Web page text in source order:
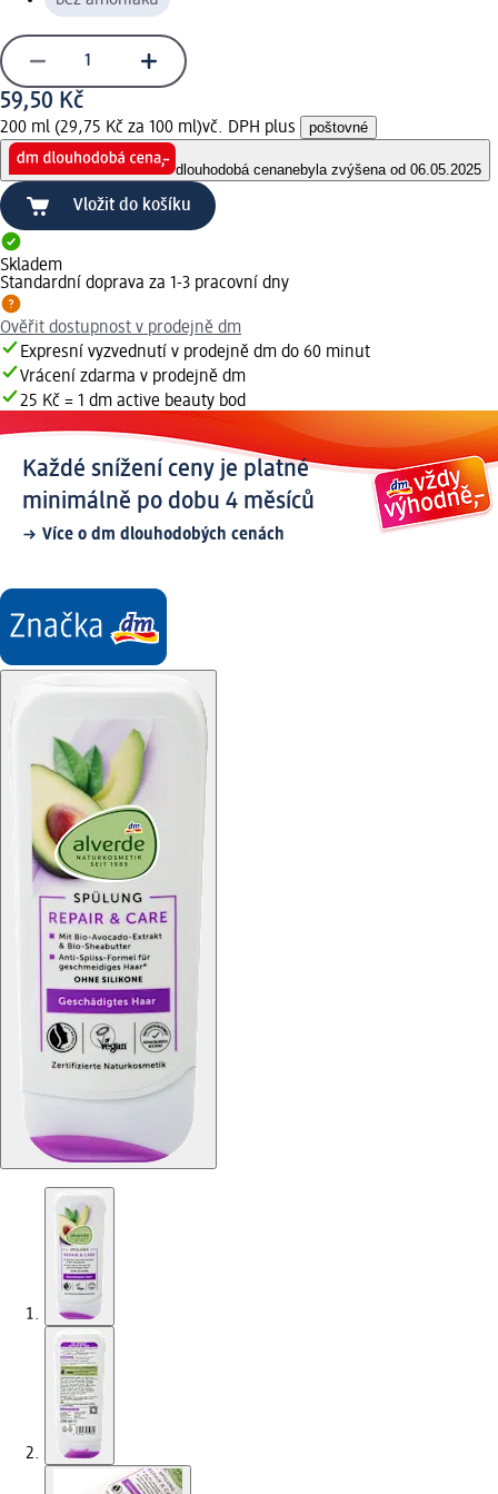
59,50 Kč
200 ml (29,75 Kč za 100 ml)vč. DPH plus poštovné
dlouhodobá cenanebyla zvýšena od 06.05.2025
Vložit do košíku
Skladem
Standardní doprava za 1-3 pracovní dny
Ověřit dostupnost v prodejně dm
Expresní vyzvednutí v prodejně dm do 60 minut
Vrácení zdarma v prodejně dm
25 Kč = 1 dm active beauty bod
Každé snížení ceny je platné
minimálně po dobu 4 měsíců
Více o dm dlouhodobých cenách